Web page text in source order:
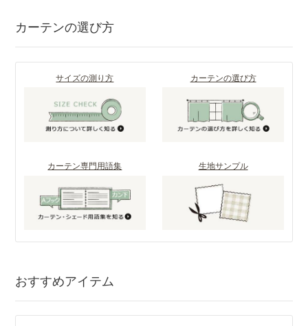
カーテンの選び方
サイズの測り方 カーテンの選び方
カーテン専門用語集 生地サンプル
おすすめアイテム